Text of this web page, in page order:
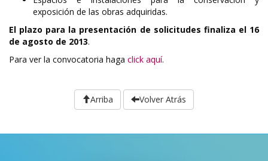
exposición de las obras adquiridas.
El plazo para la presentación de solicitudes finaliza el 16
de agosto de 2013.
Para ver la convocatoria haga click aquí.
Arriba Volver Atrás